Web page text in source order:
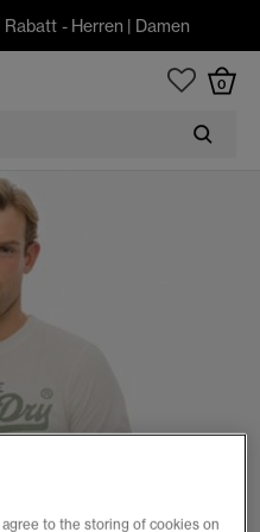
Rabatt - Herren | Damen
0
agree to the storing of cookies on